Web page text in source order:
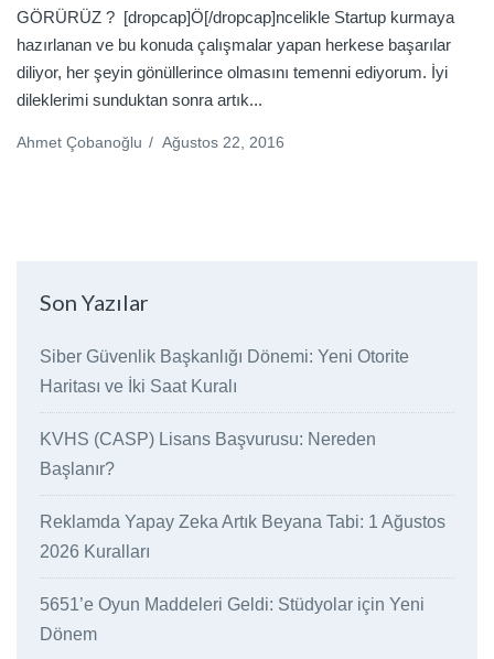
GÖRÜRÜZ ? [dropcap]Ö[/dropcap]ncelikle Startup kurmaya
hazırlanan ve bu konuda çalışmalar yapan herkese başarılar
diliyor, her şeyin gönüllerince olmasını temenni ediyorum. İyi
dileklerimi sunduktan sonra artık...
Ahmet Çobanoğlu / Ağustos 22, 2016
Son Yazılar
Siber Güvenlik Başkanlığı Dönemi: Yeni Otorite
Haritası ve İki Saat Kuralı
KVHS (CASP) Lisans Başvurusu: Nereden
Başlanır?
Reklamda Yapay Zeka Artık Beyana Tabi: 1 Ağustos
2026 Kuralları
5651’e Oyun Maddeleri Geldi: Stüdyolar için Yeni
Dönem